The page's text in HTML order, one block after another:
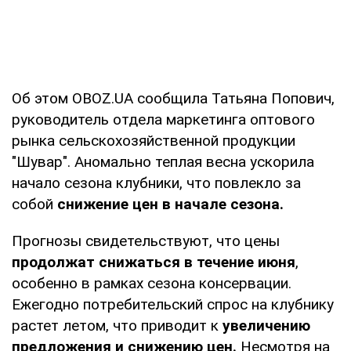
Об этом OBOZ.UA сообщила Татьяна Попович,
руководитель отдела маркетинга оптового
рынка сельскохозяйственной продукции
"Шувар". Аномально теплая весна ускорила
начало сезона клубники, что повлекло за
собой снижение цен в начале сезона.
Прогнозы свидетельствуют, что цены
продолжат снижаться в течение июня,
особенно в рамках сезона консервации.
Ежегодно потребительский спрос на клубнику
растет летом, что приводит к увеличению
предложения и снижению цен. Несмотря на